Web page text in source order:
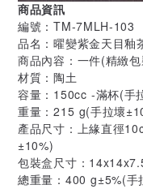
商品資訊
編號：TM-7MLH-103
品名：曜變紫金天目釉
商品內容：一件(精緻包
材質：陶土
容量：150cc -滿杯(手
重量：215 g(手拉壞
產品尺寸：上緣直徑
±10%)
包裝盒尺寸：
總重量：400 g±5%(手